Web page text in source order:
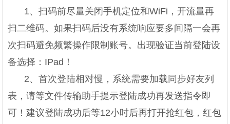
1、扫码前尽量关闭手机定位和WiFi，开流量再
扫二维码。如果扫码后没有系统响应要多间隔一会再
次扫码避免频繁操作限制账号。出现验证当前登陆设
备选择：IPad！
2、首次登陆相对慢，系统需要加载同步好友列
表，请等文件传输助手提示登陆成功再发送指令即
可！建议登陆成功后等12小时后再打开抢红包，红包